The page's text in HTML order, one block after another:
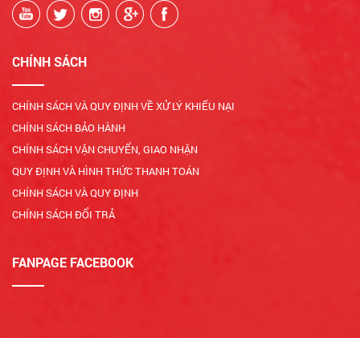
CHÍNH SÁCH
CHÍNH SÁCH VÀ QUY ĐỊNH VỀ XỬ LÝ KHIẾU NẠI
CHÍNH SÁCH BẢO HÀNH
CHÍNH SÁCH VẬN CHUYỂN, GIAO NHẬN
QUY ĐỊNH VÀ HÌNH THỨC THANH TOÁN
CHÍNH SÁCH VÀ QUY ĐỊNH
CHÍNH SÁCH ĐỔI TRẢ
FANPAGE FACEBOOK